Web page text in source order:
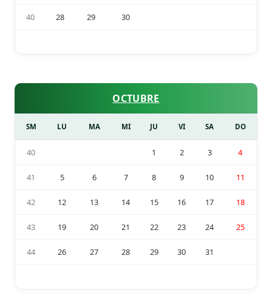
40 28 29 30
OCTUBRE
SM LU MA MI JU VI SA DO
40 1 2 3 4
41 5 6 7 8 9 10 11
42 12 13 14 15 16 17 18
43 19 20 21 22 23 24 25
44 26 27 28 29 30 31